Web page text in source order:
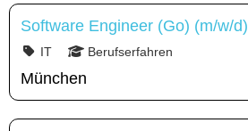
Software Engineer (Go) (m/w/d)
IT Berufserfahren
München